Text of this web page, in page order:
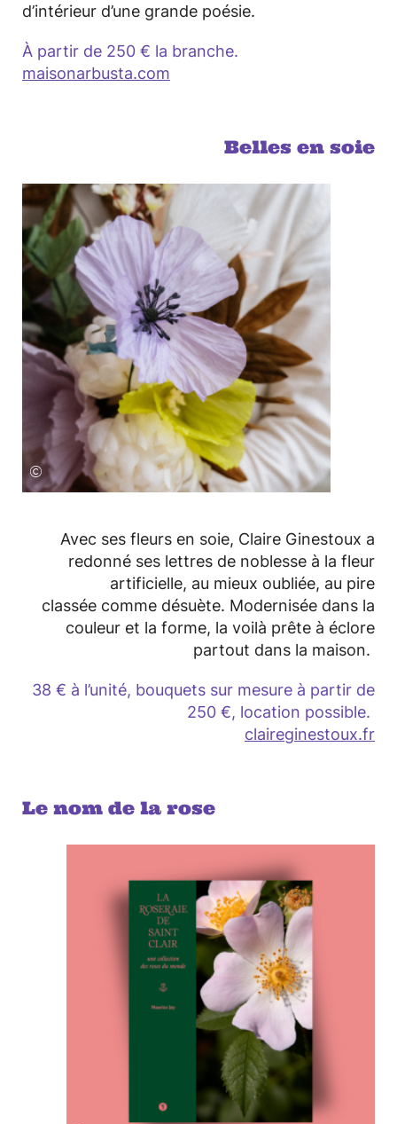
d’intérieur d’une grande poésie.
À partir de 250 € la branche.
maisonarbusta.com
Belles en soie
©
Avec ses fleurs en soie, Claire Ginestoux a
redonné ses lettres de noblesse à la fleur
artificielle, au mieux oubliée, au pire
classée comme désuète. Modernisée dans la
couleur et la forme, la voilà prête à éclore
partout dans la maison.
38 € à l’unité, bouquets sur mesure à partir de
250 €, location possible.
claireginestoux.fr
Le nom de la rose